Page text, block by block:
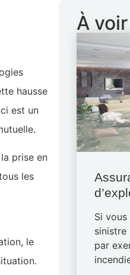
hausse
est un
prise en
les
le
À
Si vous
sinistre
par